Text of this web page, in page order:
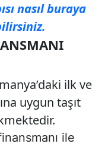
nasıl buraya
ilk ve
uygun taşıt
ile